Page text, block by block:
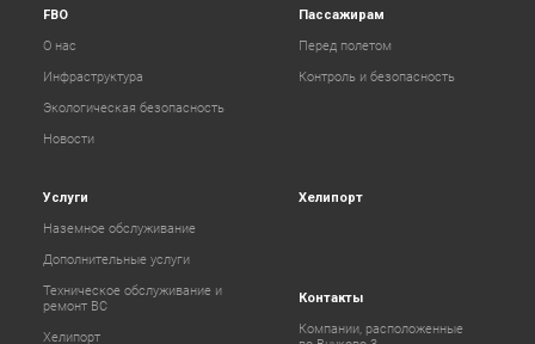
FBO
О нас
Инфраструктура
Экологическая безопасность
Новости
Пассажирам
Перед полетом
Контроль и безопасность
Услуги
Наземное обслуживание
Дополнительные услуги
Техническое обслуживание и
ремонт ВС
Хелипорт
Хелипорт
Контакты
Компании, расположенные